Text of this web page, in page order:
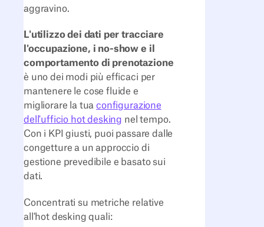
aggravino.
L'utilizzo dei dati per tracciare
l'occupazione, i no-show e il
comportamento di prenotazione
è uno dei modi più efficaci per
mantenere le cose fluide e
migliorare la tuaconfigurazione
dell'ufficio hot desking nel tempo.
Con i KPI giusti, puoi passare dalle
congetture a un approccio di
gestione prevedibile e basato sui
dati.
Concentrati su metriche relative
all'hot desking quali: